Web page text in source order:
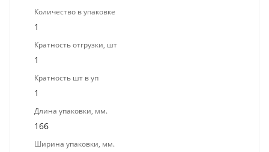
Количество в упаковке
1
Кратность отгрузки, шт
1
Кратность шт в уп
1
Длина упаковки, мм.
166
Ширина упаковки, мм.